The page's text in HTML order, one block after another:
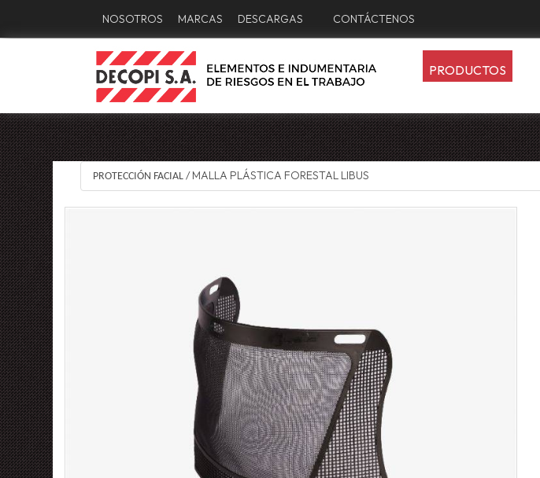
NOSOTROS MARCAS DESCARGAS CONTÁCTENOS
PRODUCTOS
PROTECCIÓN FACIAL / MALLA PLÁSTICA FORESTAL LIBUS